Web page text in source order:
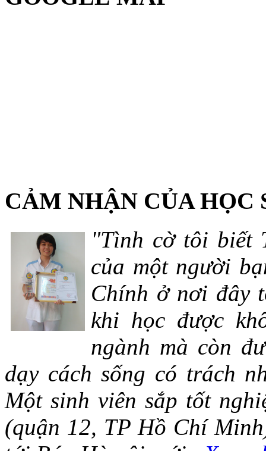
CẢM NHẬN CỦA HỌC
"Tình cờ tôi biết
của một người
Chính ở nơi đây
khi học được
ngành mà còn
dạy cách sống có trách
Một sinh viên sắp tốt
(quận 12, TP Hồ Chí